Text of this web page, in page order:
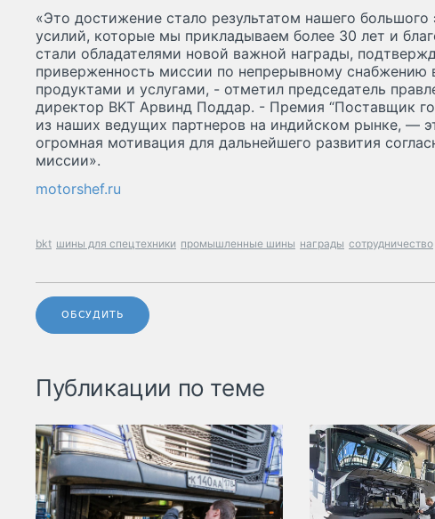
«Это достижение стало результатом нашего
усилий, которые мы прикладываем более 30 лет и
стали обладателями новой важной награды,
приверженность миссии по непрерывному снабжению
продуктами и услугами, - отметил председатель
директор BKT Арвинд Поддар. - Премия “Поставщик
из наших ведущих партнеров на индийском рынке, —
огромная мотивация для дальнейшего развития
миссии».
motorshef.ru
bkt шины для спецтехники промышленные шины награды сотрудничество
ОБСУДИТЬ
Публикации по теме